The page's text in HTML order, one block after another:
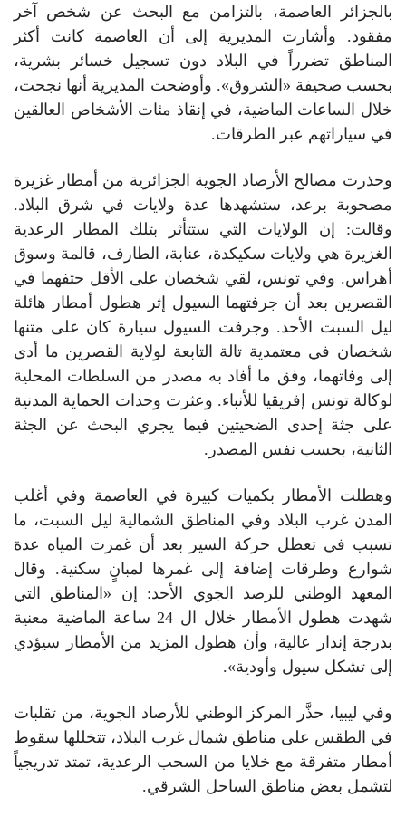
بالجزائر العاصمة، بالتزامن مع البحث عن شخص آخر
مفقود. وأشارت المديرية إلى أن العاصمة كانت أكثر
المناطق تضرراً في البلاد دون تسجيل خسائر بشرية،
بحسب صحيفة «الشروق». وأوضحت المديرية أنها نجحت،
خلال الساعات الماضية، في إنقاذ مئات الأشخاص العالقين
في سياراتهم عبر الطرقات.
وحذرت مصالح الأرصاد الجوية الجزائرية من أمطار غزيرة
مصحوبة برعد، ستشهدها عدة ولايات في شرق البلاد.
وقالت: إن الولايات التي ستتأثر بتلك المطار الرعدية
الغزيرة هي ولايات سكيكدة، عنابة، الطارف، قالمة وسوق
أهراس. وفي تونس، لقي شخصان على الأقل حتفهما في
القصرين بعد أن جرفتهما السيول إثر هطول أمطار هائلة
ليل السبت الأحد. وجرفت السيول سيارة كان على متنها
شخصان في معتمدية تالة التابعة لولاية القصرين ما أدى
إلى وفاتهما، وفق ما أفاد به مصدر من السلطات المحلية
لوكالة تونس إفريقيا للأنباء. وعثرت وحدات الحماية المدنية
على جثة إحدى الضحيتين فيما يجري البحث عن الجثة
الثانية، بحسب نفس المصدر.
وهطلت الأمطار بكميات كبيرة في العاصمة وفي أغلب
المدن غرب البلاد وفي المناطق الشمالية ليل السبت، ما
تسبب في تعطل حركة السير بعد أن غمرت المياه عدة
شوارع وطرقات إضافة إلى غمرها لمبانٍ سكنية. وقال
المعهد الوطني للرصد الجوي الأحد: إن «المناطق التي
شهدت هطول الأمطار خلال ال 24 ساعة الماضية معنية
بدرجة إنذار عالية، وأن هطول المزيد من الأمطار سيؤدي
إلى تشكل سيول وأودية».
وفي ليبيا، حذَّر المركز الوطني للأرصاد الجوية، من تقلبات
في الطقس على مناطق شمال غرب البلاد، تتخللها سقوط
أمطار متفرقة مع خلايا من السحب الرعدية، تمتد تدريجياً
لتشمل بعض مناطق الساحل الشرقي.